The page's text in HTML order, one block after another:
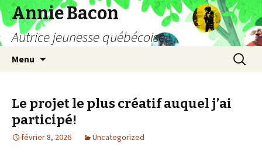
Annie Bacon
Autrice jeunesse québécoise
Menu
Le projet le plus créatif auquel j’ai
participé!
février 8, 2026 Uncategorized